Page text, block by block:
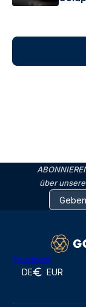
über
Trustpilot
DE EUR